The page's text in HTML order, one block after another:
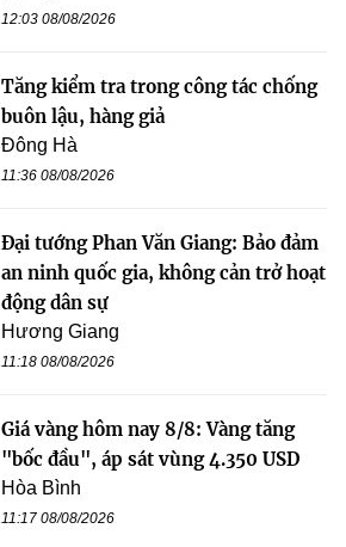
12:03 08/08/2026
Tăng kiểm tra trong công tác chống
buôn lậu, hàng giả
Đông Hà
11:36 08/08/2026
Đại tướng Phan Văn Giang: Bảo đảm
an ninh quốc gia, không cản trở hoạt
động dân sự
Hương Giang
11:18 08/08/2026
Giá vàng hôm nay 8/8: Vàng tăng
"bốc đầu", áp sát vùng 4.350 USD
Hòa Bình
11:17 08/08/2026